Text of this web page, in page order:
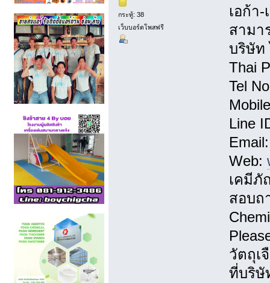
กระทู้: 38
เว็บบอร์ดโพสฟรี
เอก้า
สามา
บริษัท
Thai
Tel
Line
Web:
เคมีภั
สอบถ
วัตถุเ
ที่บริษั